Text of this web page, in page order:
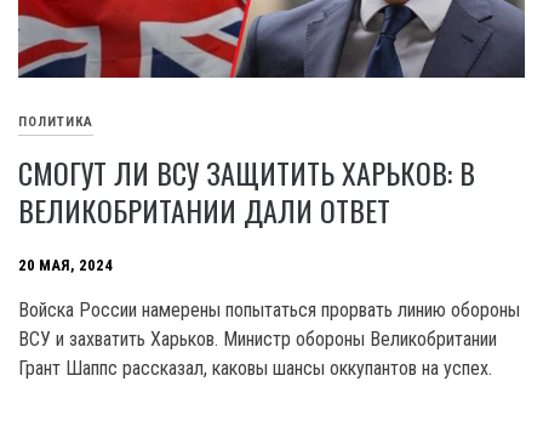
ПОЛИТИКА
СМОГУТ ЛИ ВСУ ЗАЩИТИТЬ ХАРЬКОВ: В
ВЕЛИКОБРИТАНИИ ДАЛИ ОТВЕТ
20 МАЯ, 2024
Войска России намерены попытаться прорвать линию обороны
ВСУ и захватить Харьков. Министр обороны Великобритании
Грант Шаппс рассказал, каковы шансы оккупантов на успех.